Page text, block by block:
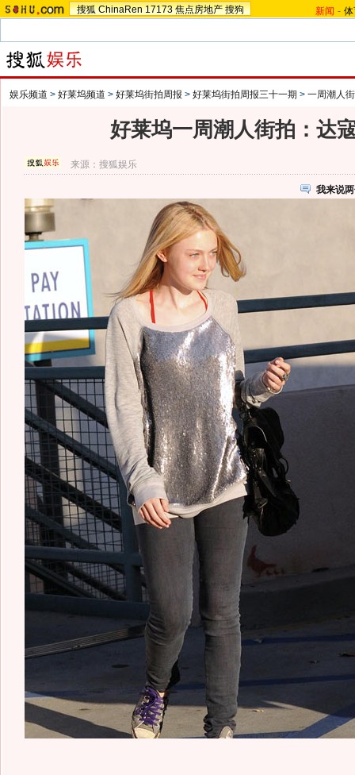
搜狐 ChinaRen 17173 焦点房地产 搜狗 新闻 -
娱乐频道 > 好莱坞频道 > 好莱坞街拍周报 > 好莱坞街拍周报三十一期 > 一周潮人
好莱坞一周潮人街拍：达
来源：搜狐娱乐
我来说